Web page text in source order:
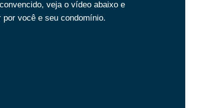
veja o vídeo abaixo e
por você e seu condomínio.